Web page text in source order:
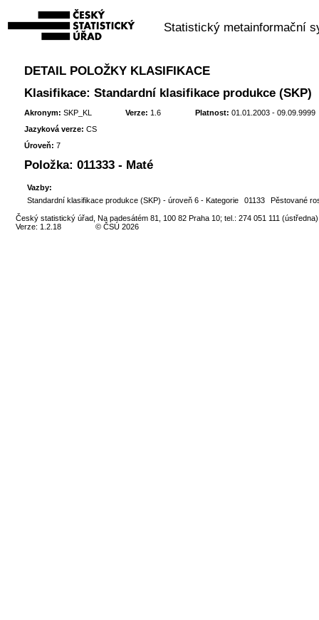
Statistický metainformační
DETAIL POLOŽKY KLASIFIKACE
Klasifikace: Standardní klasifikace produkce (SKP)
Akronym: SKP_KL Verze: 1.6 Platnost: 01.01.2003 - 09.09.9999
Jazyková verze: CS
Úroveň: 7
Položka: 011333 - Maté
Vazby:
Standardní klasifikace produkce (SKP) - úroveň 6 - Kategorie
01133 Pěstované
Český statistický úřad, Na padesátém 81, 100 82 Praha 10; tel.: 274 051 111 (ústředna)
Verze: 1.2.18
© ČSÚ 2026